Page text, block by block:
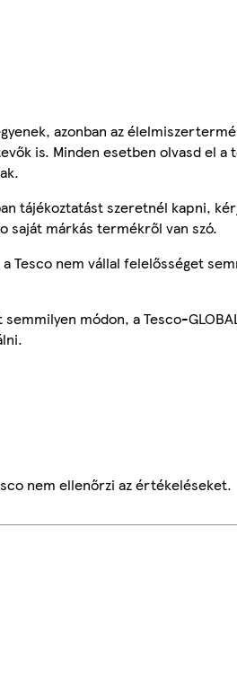
azonban az
is. Minden esetben olvasd el
tájékoztatást szeretnél kapni,
saját márkás termékről van szó.
nem vállal felelősséget
módon, a Tesco-
nem ellenőrzi az értékeléseket.